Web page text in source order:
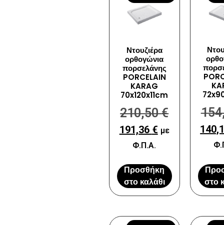
Ντουζιέρα
ορθογώνια
πορσελάνης
PORCELAIN
KARAG
70x120x11cm
210,50€
191,36 € με
Φ.Π.Α.
Προσθήκη
στο καλάθι
στο